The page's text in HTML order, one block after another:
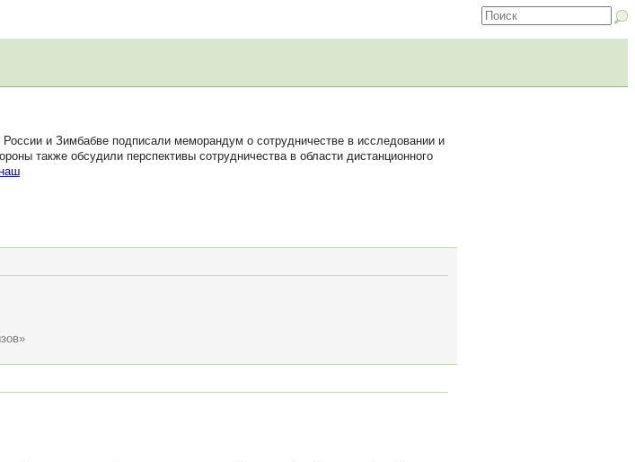
и Зимбабве подписали меморандум о сотрудничестве в исследовании и
также обсудили перспективы сотрудничества в области дистанционного